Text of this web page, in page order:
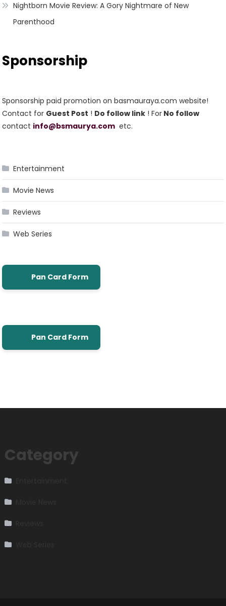
Nightborn Movie Review: A Gory Nightmare of New
Parenthood
Sponsorship
Sponsorship paid promotion on basmauraya.com website!
Contact for Guest Post ! Do follow link ! For No follow
contact info@bsmaurya.com etc.
Entertainment
Movie News
Reviews
Web Series
Pan Card Form
Pan Card Form
Category